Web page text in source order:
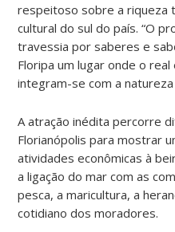
respeitoso sobre a riqueza
cultural do sul do país. “O
travessia por saberes e
Floripa um lugar onde o real
integram-se com a
A atração inédita percorre
Florianópolis para mostrar
atividades econômicas à
a ligação do mar com as
pesca, a maricultura, a
cotidiano dos moradores.